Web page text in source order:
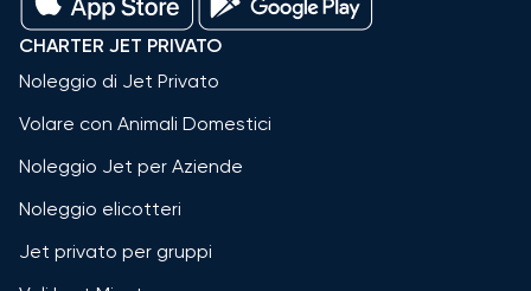
CHARTER JET PRIVATO
Noleggio di Jet Privato
Volare con Animali Domestici
Noleggio Jet per Aziende
Noleggio elicotteri
Jet privato per gruppi